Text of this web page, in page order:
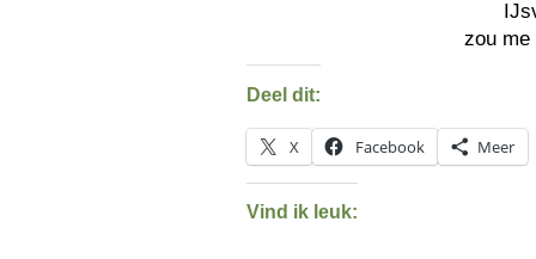
zou
Deel dit:
X Facebook Meer
Vind ik leuk: